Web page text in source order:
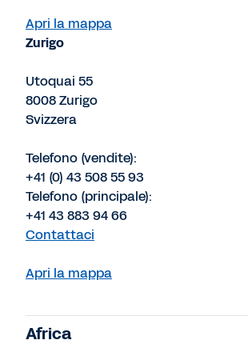
Apri la mappa
Zurigo
Utoquai 55
8008 Zurigo
Svizzera
Telefono (vendite):
+41 (0) 43 508 55 93
Telefono (principale):
+41 43 883 94 66
Contattaci
Apri la mappa
Africa